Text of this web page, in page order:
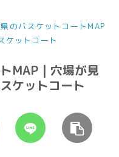
のバスケットコートMAP
ケットコート
MAP | 穴場が見
ケットコート